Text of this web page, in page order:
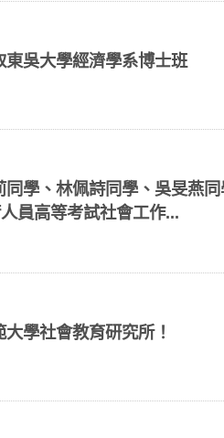
吳大學經濟學系博士班
學、林佩詩同學、吳旻燕同
員高等考試社會工作...
學社會教育研究所！